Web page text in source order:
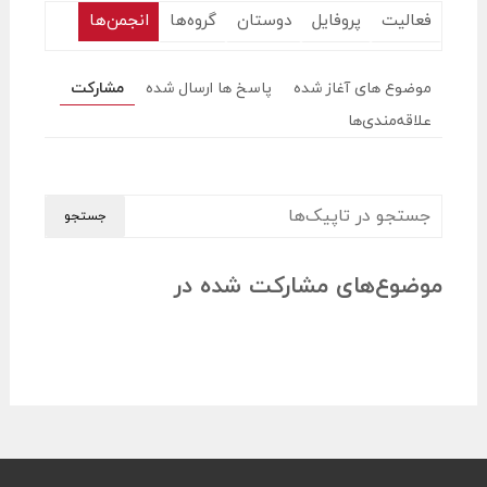
فعالیت پروفایل دوستان گروه‌ها انجمن‌ها
موضوع های آغاز شده پاسخ ها ارسال شده
مشارکت
علاقه‌مندی‌ها
موضوع‌های مشارکت شده در